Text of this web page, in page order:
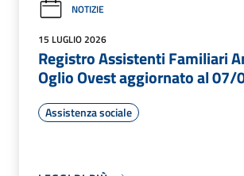
NOTIZIE
15 LUGLIO 2026
Registro Assistenti Familiari
Oglio Ovest aggiornato al
Assistenza sociale